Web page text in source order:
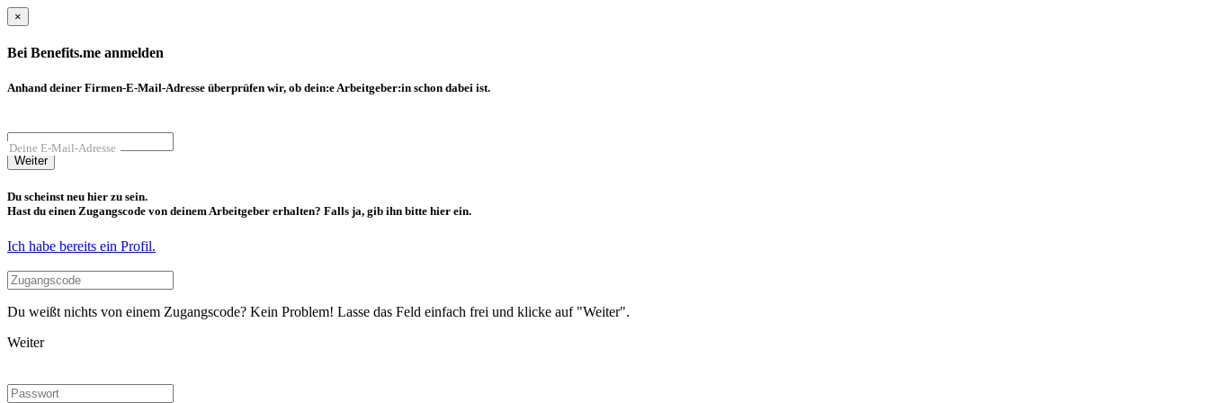
×
Bei Benefits.me anmelden
Anhand deiner Firmen-E-Mail-Adresse überprüfen wir, ob dein:e Arbeitgeber:in schon dabei ist.
Deine E-Mail-Adresse
Weiter
Du scheinst neu hier zu sein.
Hast du einen Zugangscode von deinem Arbeitgeber erhalten? Falls ja, gib ihn bitte hier ein.
Ich habe bereits ein Profil.
Du weißt nichts von einem Zugangscode? Kein Problem! Lasse das Feld einfach frei und klicke auf "Weiter".
Weiter